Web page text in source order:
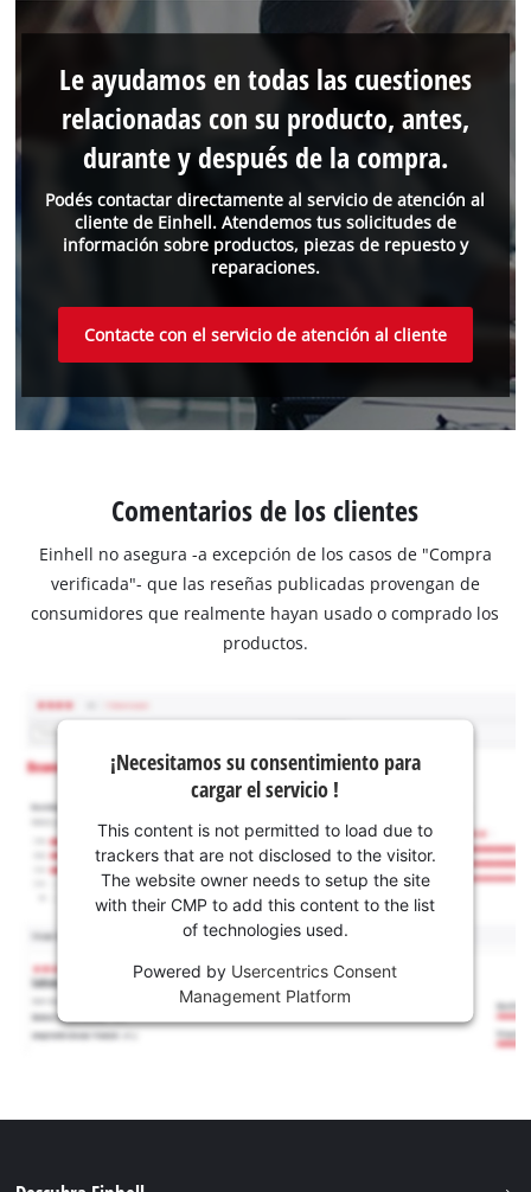
Podés contactar directamente al servicio de atención al
cliente de Einhell. Atendemos tus solicitudes de
información sobre productos, piezas de repuesto y
reparaciones.
Le ayudamos en todas las cuestiones
relacionadas con su producto, antes,
durante y después de la compra.
Contacte con el servicio de atención al cliente
Comentarios de los clientes
Einhell no asegura -a excepción de los casos de "Compra
verificada"- que las reseñas publicadas provengan de
consumidores que realmente hayan usado o comprado los
productos.
¡Necesitamos su consentimiento para
cargar el servicio !
This content is not permitted to load due to
trackers that are not disclosed to the visitor.
The website owner needs to setup the site
with their CMP to add this content to the list
of technologies used.
Powered by Usercentrics Consent
Management Platform